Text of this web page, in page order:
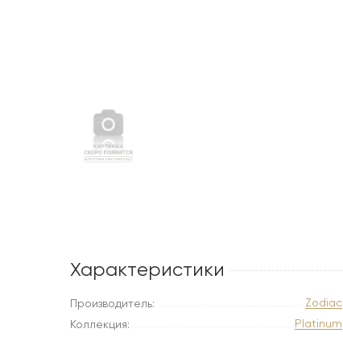
Характеристики
Производитель:
Zodiac
Коллекция:
Platinum